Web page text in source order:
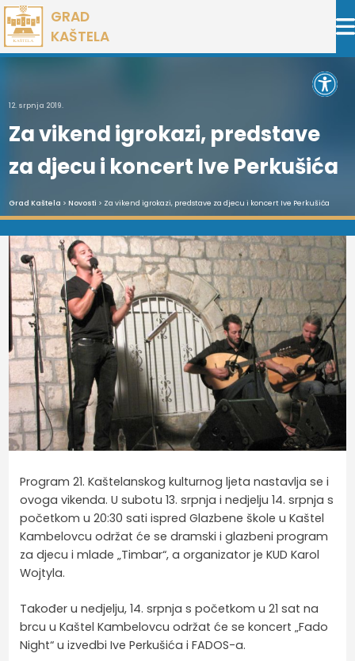
Preskoči
na
sadržaj
GRAD
KAŠTELA
12. srpnja 2019.
Za vikend igrokazi, predstave
za djecu i koncert Ive Perkušića
Grad Kaštela > Novosti > Za vikend igrokazi, predstave za djecu i koncert Ive Perkušića
Program 21. Kaštelanskog kulturnog ljeta nastavlja se i
ovoga vikenda. U subotu 13. srpnja i nedjelju 14. srpnja s
početkom u 20:30 sati ispred Glazbene škole u Kaštel
Kambelovcu održat će se dramski i glazbeni program
za djecu i mlade „Timbar“, a organizator je KUD Karol
Wojtyla.
Također u nedjelju, 14. srpnja s početkom u 21 sat na
brcu u Kaštel Kambelovcu održat će se koncert „Fado
Night“ u izvedbi Ive Perkušića i FADOS-a.